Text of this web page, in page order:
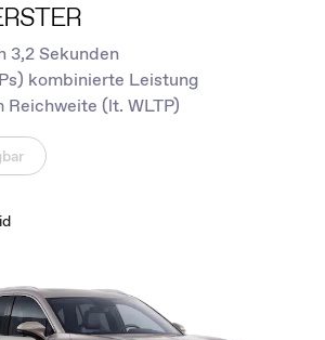
3,2 Sekunden
kombinierte Leistung
Reichweite (lt. WLTP)